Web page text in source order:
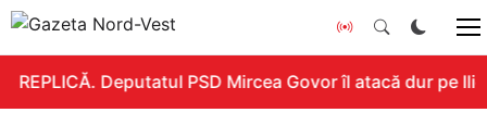
REPLICĂ. Deputatul PSD Mircea Govor îl atacă dur pe